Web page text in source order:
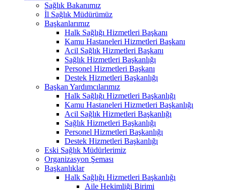
Sağlık Bakanımız
İl Sağlık Müdürümüz
Başkanlarımız
Halk Sağlığı Hizmetleri Başkanı
Kamu Hastaneleri Hizmetleri Başkanı
Acil Sağlık Hizmetleri Başkanı
Sağlık Hizmetleri Başkanlığı
Personel Hizmetleri Başkanı
Destek Hizmetleri Başkanlığı
Başkan Yardımcılarımız
Halk Sağlığı Hizmetleri Başkanlığı
Kamu Hastaneleri Hizmetleri Başkanlığı
Acil Sağlık Hizmetleri Başkanlığı
Sağlık Hizmetleri Başkanlığı
Personel Hizmetleri Başkanlığı
Destek Hizmetleri Başkanlığı
Eski Sağlık Müdürlerimiz
Organizasyon Şeması
Başkanlıklar
Halk Sağlığı Hizmetleri Başkanlığı
Aile Hekimliği Birimi